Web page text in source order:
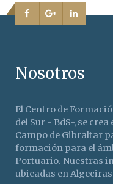
Nosotros
El Centro de
del Sur - BdS-, se crea
Campo de Gibraltar
formación para el
Portuario. Nuestras
ubicadas en Algeciras